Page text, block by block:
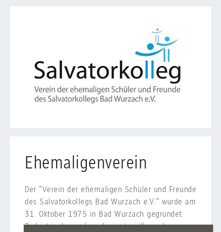
Ehemaligenverein
Der "Verein der ehemaligen Schüler und Freunde
des Salvatorkollegs Bad Wurzach e.V." wurde am
31. Oktober 1975 in Bad Wurzach gegründet.
Ziel ist insbesondere die materielle und